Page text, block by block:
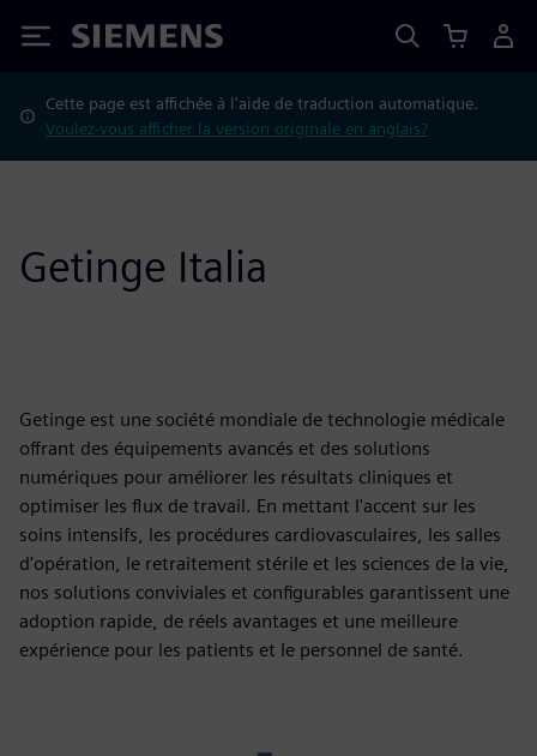
Siemens
Cette page est affichée à l'aide de traduction automatique.
Voulez-vous afficher la version originale en anglais?
Getinge Italia
Getinge est une société mondiale de technologie médicale
offrant des équipements avancés et des solutions
numériques pour améliorer les résultats cliniques et
optimiser les flux de travail. En mettant l'accent sur les
soins intensifs, les procédures cardiovasculaires, les salles
d'opération, le retraitement stérile et les sciences de la vie,
nos solutions conviviales et configurables garantissent une
adoption rapide, de réels avantages et une meilleure
expérience pour les patients et le personnel de santé.